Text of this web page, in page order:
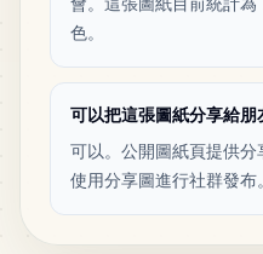
色。
可以把這張圖紙分享給朋
可以。公開圖紙頁提供
使用分享圖進行社群發布。